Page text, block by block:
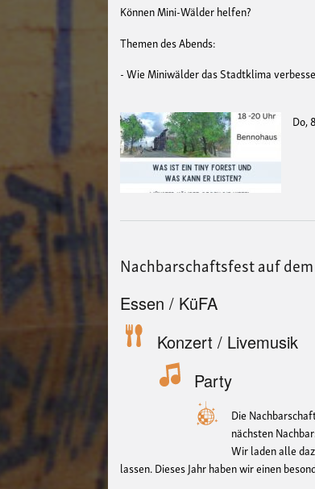
Können Mini-Wälder helfen?
Themen des Abends:
- Wie Miniwälder das Stadtklima
Do,
Nachbarschaftsfest auf
Essen / KüFA
Konzert / Livemusik
Party
Die
nächsten
Wir laden alle
lassen. Dieses Jahr haben wir einen